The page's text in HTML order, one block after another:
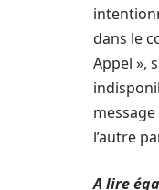
dans le
Appel »,
l’autre
A lire